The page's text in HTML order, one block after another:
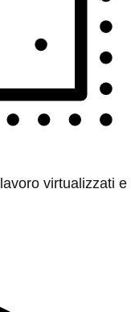
virtualizzati e